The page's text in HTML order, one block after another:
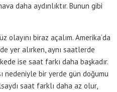
daha aydınlıktır. Bunun gibi
olayını biraz açalım. Amerika’da
yer alırken, aynı saatlerde
ise saat farkı daha başkadır.
nedeniyle bir yerde gün doğumu
saat farklı daha az olur,